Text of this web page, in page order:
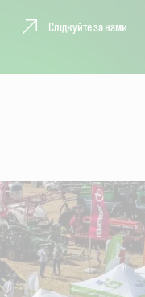
Слідкуйте за нами